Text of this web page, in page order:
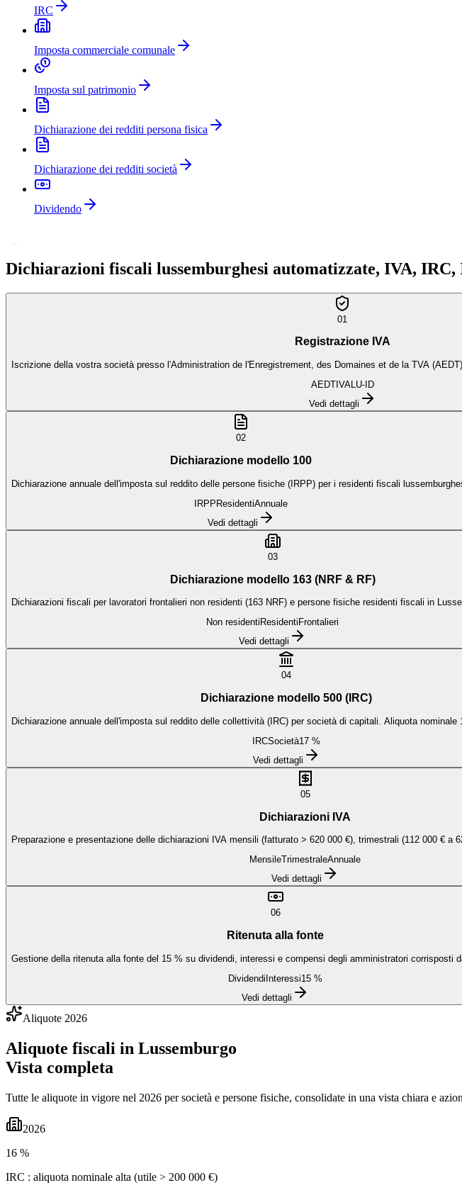
IRC
Imposta commerciale comunale
Imposta sul patrimonio
Dichiarazione dei redditi persona fisica
Dichiarazione dei redditi società
Dividendo
Dichiarazioni fiscali lussemburghesi automatizzate, IVA,
01
Registrazione IVA
Iscrizione della vostra società presso l'Administration de l'Enregistrement, des Domaines et de la TVA
AEDTIVALU-ID
Vedi dettagli
02
Dichiarazione modello 100
Dichiarazione annuale dell'imposta sul reddito delle persone fisiche (IRPP) per i residenti fiscali
IRPP ResidentiAnnuale
Vedi dettagli
03
Dichiarazione modello 163 (NRF & RF)
Dichiarazioni fiscali per lavoratori frontalieri non residenti (163 NRF) e persone fisiche residenti fiscali in
Non residenti Residenti Frontalieri
Vedi dettagli
04
Dichiarazione modello 500 (IRC)
Dichiarazione annuale dell'imposta sul reddito delle collettività (IRC) per società di capitali. Aliquota nominale
IRCSocietà17 %
Vedi dettagli
05
Dichiarazioni IVA
Preparazione e presentazione delle dichiarazioni IVA mensili (fatturato > 620 000 €), trimestrali (112 000 € a
MensileTrimestraleAnnuale
Vedi dettagli
06
Ritenuta alla fonte
Gestione della ritenuta alla fonte del 15 % su dividendi, interessi e compensi degli amministratori corrisposti
Dividendi Interessi15 %
Vedi dettagli
Aliquote 2026
Aliquote fiscali in Lussemburgo
Vista completa
Tutte le aliquote in vigore nel 2026 per società e persone fisiche, consolidate in una vista chiara e
2026
16 %
IRC : aliquota nominale alta (utile > 200 000 €)